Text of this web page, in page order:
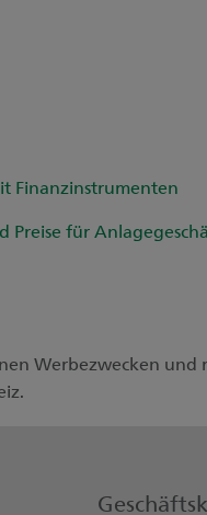
Finanzinstrumenten
Preise für
Werbezwecken